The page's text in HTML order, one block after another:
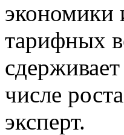
экономики
тарифных
числе
эксперт.